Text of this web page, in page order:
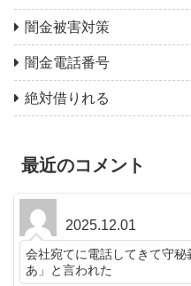
闇金被害対策
闇金電話番号
絶対借りれる
最近のコメント
2025.12.01
会社宛てに電話してきて守
あ」と言われた